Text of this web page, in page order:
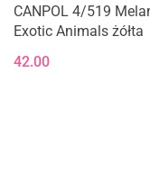
CANPOL 4/519
Exotic Animals żółta
42.00